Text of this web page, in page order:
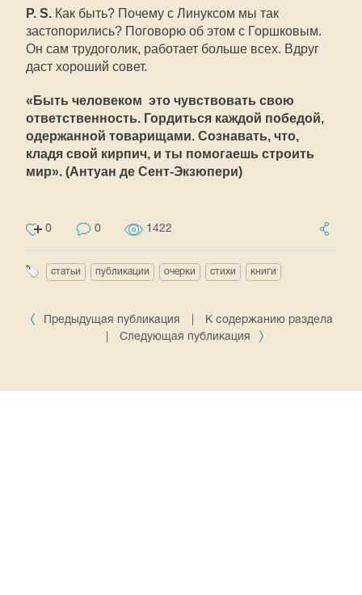
P. S. Как быть? Почему с Линуксом мы так
застопорились? Поговорю об этом с Горшковым.
Он сам трудоголик, работает больше всех. Вдруг
даст хороший совет.
«Быть человеком  это чувствовать свою
ответственность. Гордиться каждой победой,
одержанной товарищами. Сознавать, что,
кладя свой кирпич, и ты помогаешь строить
мир». (Антуан де Сент-Экзюпери)
0 0 1422
статьи публикации очерки стихи книги
Предыдущая публикация
К содержанию раздела
Следующая публикация